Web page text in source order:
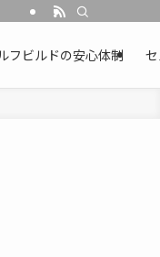
フビルドの安心体制